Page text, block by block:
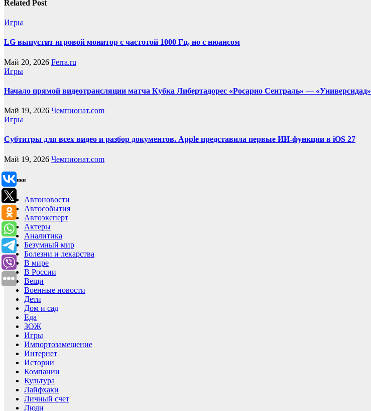
Related Post
Игры
LG выпустит игровой монитор с частотой 1000 Гц, но с нюансом
Май 20, 2026 Ferra.ru
Игры
Начало прямой видеотрансляции матча Кубка Либертадорес «Росарио Сентраль» — «Универсидад»
Май 19, 2026 Чемпионат.com
Игры
Субтитры для всех видео и разбор документов. Apple представила первые ИИ-функции в iOS 27
Май 19, 2026 Чемпионат.com
Рубрики
Автоновости
Автособытия
Автоэксперт
Актеры
Аналитика
Безумный мир
Болезни и лекарства
В мире
В России
Вещи
Военные новости
Дети
Дом и сад
Еда
ЗОЖ
Игры
Импортозамещение
Интернет
Истории
Компании
Культура
Лайфхаки
Личный счет
Люди